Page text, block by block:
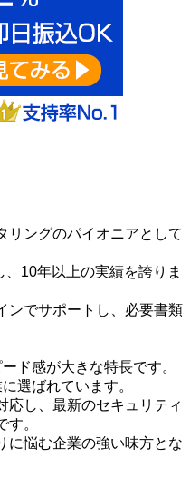
リングのパイオニアとして
10年以上の実績を誇りま
ンでサポートし、必要書類
ド感が大きな特長です。
選ばれています。
応し、最新のセキュリティ
。
に悩む企業の強い味方とな